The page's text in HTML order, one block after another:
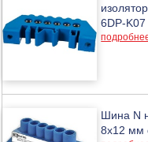
6DP-K07
Шина N
8х12 мм